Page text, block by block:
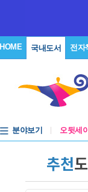
HOME 국내도서 전자
분야보기 오뒷세
추천